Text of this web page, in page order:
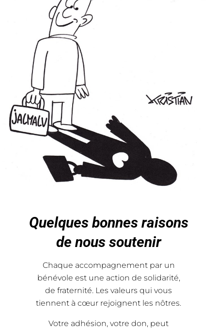
Quelques bonnes raisons
de nous soutenir
Chaque accompagnement par un
bénévole est une action de solidarité,
de fraternité. Les valeurs qui vous
tiennent à cœur rejoignent les nôtres.
Votre adhésion, votre don, peut